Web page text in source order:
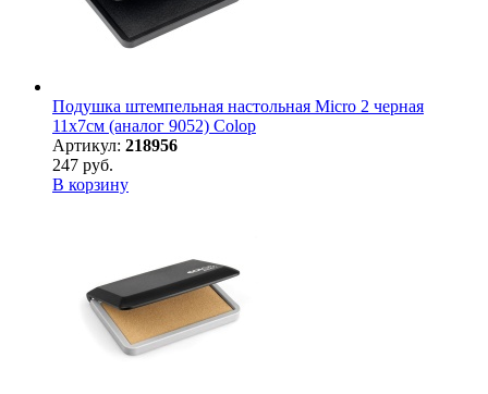
Подушка штемпельная настольная Micro 2 черная
11х7см (аналог 9052) Colop
Артикул: 218956
247 руб.
В корзину